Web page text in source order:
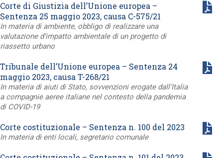
Corte di Giustizia dell’Unione europea –
Sentenza 25 maggio 2023, causa C-575/21
In materia di ambiente, obbligo di realizzare una
valutazione d’impatto ambientale di un progetto di
riassetto urbano
Tribunale dell’Unione europea – Sentenza 24
maggio 2023, causa T-268/21
In materia di aiuti di Stato, sovvenzioni erogate dall’Italia
a compagnie aeree italiane nel contesto della pandemia
di COVID-19
Corte costituzionale – Sentenza n. 100 del 2023
In materia di enti locali, segretario comunale